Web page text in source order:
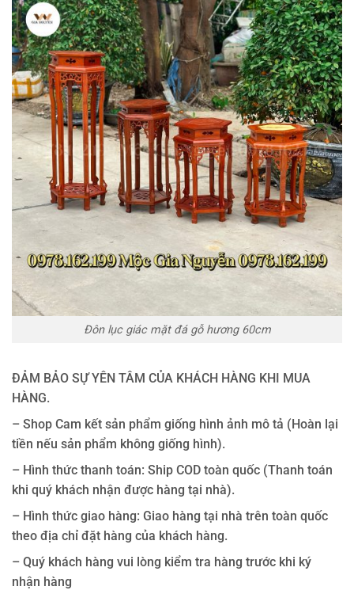
Đôn lục giác mặt đá gỗ hương 60cm
ĐẢM BẢO SỰ YÊN TÂM CỦA KHÁCH HÀNG KHI MUA
HÀNG.
– Shop Cam kết sản phẩm giống hình ảnh mô tả (Hoàn lại
tiền nếu sản phẩm không giống hình).
– Hình thức thanh toán: Ship COD toàn quốc (Thanh toán
khi quý khách nhận được hàng tại nhà).
– Hình thức giao hàng: Giao hàng tại nhà trên toàn quốc
theo địa chỉ đặt hàng của khách hàng.
– Quý khách hàng vui lòng kiểm tra hàng trước khi ký
nhận hàng